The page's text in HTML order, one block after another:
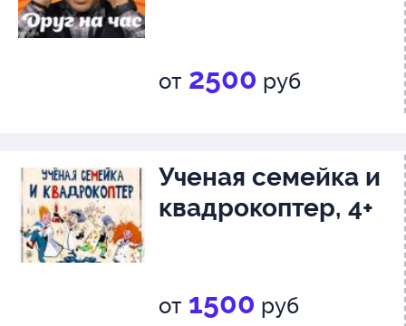
от 2500 руб
Ученая семейка и
квадрокоптер, 4+
от 1500 руб